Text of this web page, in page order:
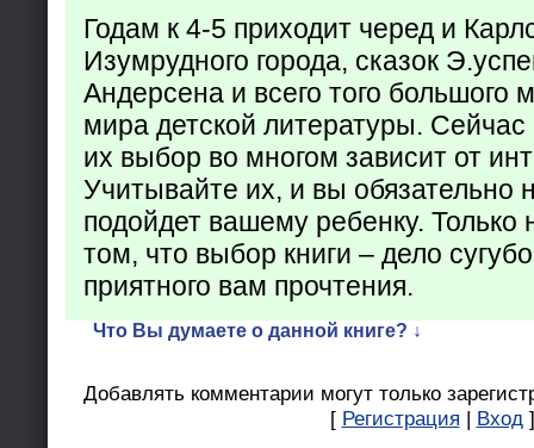
Годам к 4-5 приходит черед и
Изумрудного города, сказок
Андерсена и всего того большого
мира детской литературы. Сейчас
их выбор во многом зависит от
Учитывайте их, и вы обязательно
подойдет вашему ребенку. Только
том, что выбор книги – дело
приятного вам прочтения.
Что Вы думаете о данной книге? ↓
Добавлять комментарии могут только
[ Регистрация | Вход ]